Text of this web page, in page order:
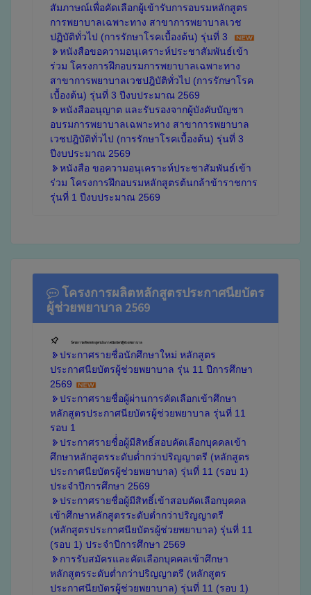
สัมภาษณ์เพื่อคัดเลือกผู้เข้ารับการอบรมหลักสูตร
การพยาบาลเฉพาะทาง สาขาการพยาบาลเวช
ปฏิบัติทั่วไป (การรักษาโรคเบื้องต้น) รุ่นที่ 3
หนังสือขอความอนุเคราะห์ประชาสัมพันธ์เข้า
ร่วม โครงการฝึกอบรมการพยาบาลเฉพาะทาง
สาขาการพยาบาลเวชปฎิบัติทั่วไป (การรักษาโรค
เบื้องต้น) รุ่นที่ 3 ปีงบประมาณ 2569
หนังสืออนุญาต และรับรองจากผู้บังคับบัญชา
อบรมการพยาบาลเฉพาะทาง สาขาการพยาบาล
เวชปฎิบัติทั่วไป (การรักษาโรคเบื้องต้น) รุ่นที่ 3
ปีงบประมาณ 2569
หนังสือ ขอความอนุเคราะห์ประชาสัมพันธ์เข้า
ร่วม โครงการฝึกอบรมหลักสูตรต้นกล้าข้าราชการ
รุ่นที่ 1 ปีงบประมาณ 2569
โครงการผลิตหลักสูตรประกาศนียบัตร
ผู้ช่วยพยาบาล 2569
โครงการผลิตหลักสูตรประกาศนียบัตรผู้ช่วยพยาบาล
ประกาศรายชื่อนักศึกษาใหม่ หลักสูตร
ประกาศนียบัตรผู้ช่วยพยาบาล รุ่น 11 ปีการศึกษา
2569
ประกาศรายชื่อผู้ผ่านการคัดเลือกเข้าศึกษา
หลักสูตรประกาศนียบัตรผู้ช่วยพยาบาล รุ่นที่ 11
รอบ 1
ประกาศรายชื่่อผู้มีสิทธิ์สอบคัดเลือกบุคคลเข้า
ศึกษาหลักสูตรระดับต่ำกว่าปริญญาตรี (หลักสูตร
ประกาศนียบัตรผู้ช่วยพยาบาล) รุ่นที่ 11 (รอบ 1)
ประจำปีการศึกษา 2569
ประกาศรายชื่อผู้มีสิทธิ์เข้าสอบคัดเลือกบุคคล
เข้าศึกษาหลักสูตรระดับต่ำกว่าปริญญาตรี
(หลักสูตรประกาศนียบัตรผู้ช่วยพยาบาล) รุ่นที่ 11
(รอบ 1) ประจำปีการศึกษา 2569
การรับสมัครและคัดเลือกบุคคลเข้าศึกษา
หลักสูตรระดับต่ำกว่าปริญญาตรี (หลักสูตร
ประกาศนียบัตรผู้ช่วยพยาบาล) รุ่นที่ 11 (รอบ 1)